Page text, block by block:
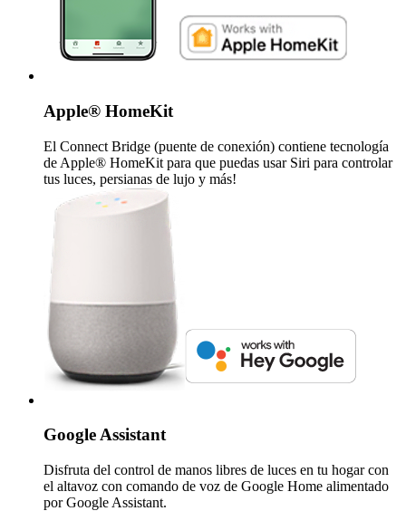
Apple® HomeKit
El Connect Bridge (puente de conexión) contiene tecnología
de Apple® HomeKit para que puedas usar Siri para controlar
tus luces, persianas de lujo y más!
Google Assistant
Disfruta del control de manos libres de luces en tu hogar con
el altavoz con comando de voz de Google Home alimentado
por Google Assistant.